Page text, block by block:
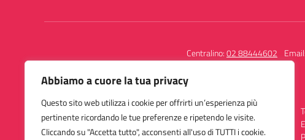
Abbiamo a cuore la tua privacy
Questo sito web utilizza i cookie per offrirti un’esperienza più
pertinente ricordando le tue preferenze e ripetendo le visite.
Cliccando su "Accetta tutto", acconsenti all'uso di TUTTI i cookie.
Centralino:02 88444602 Email:
Istituto Comprensivo
San Giuseppe Calasanzio
Piazza Axum 5 - 20151 Milano (MI)